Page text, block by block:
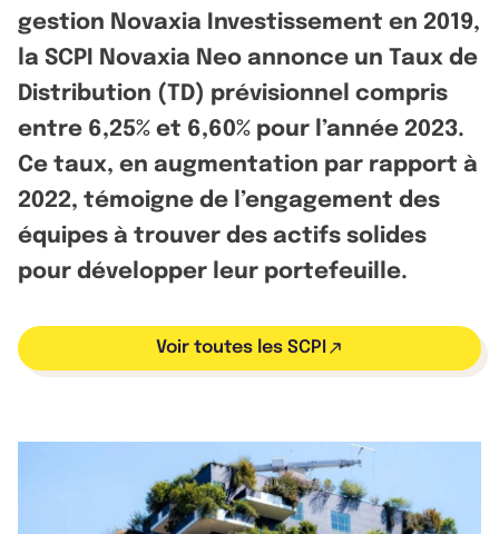
gestion Novaxia Investissement en 2019,
la SCPI Novaxia Neo annonce un Taux de
Distribution (TD) prévisionnel compris
entre 6,25% et 6,60% pour l’année 2023.
Ce taux, en augmentation par rapport à
2022, témoigne de l’engagement des
équipes à trouver des actifs solides
pour développer leur portefeuille.
Voir toutes les SCPI